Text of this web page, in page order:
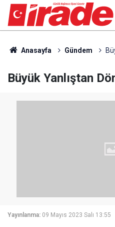
Anasayfa Gündem
Büyük Yanlıştan
Yayınlanma: 09 Mayıs 2023 Salı 13:55